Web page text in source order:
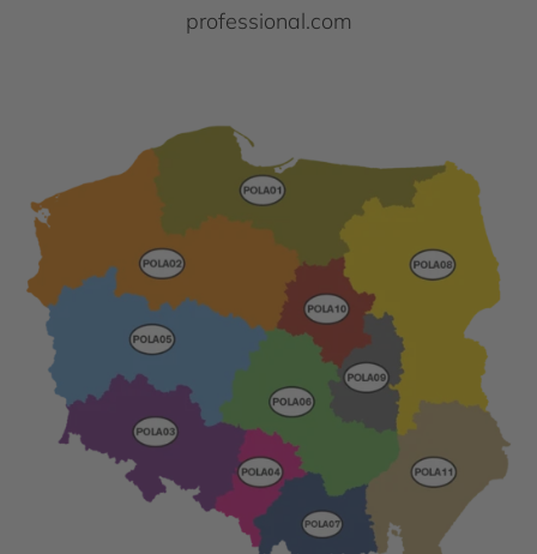
professional.com